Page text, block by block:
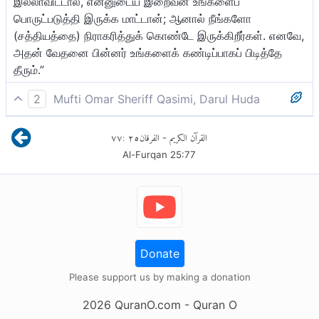
பொருட்படுத்தி இருக்க மாட்டான்; ஆனால் நீங்களோ
(சத்தியத்தை) நிராகரித்துக் கொண்டே இருக்கிறீர்கள். எனவே,
அதன் வேதனை பின்னர் உங்களைக் கண்டிப்பாகப் பிடித்தே
தீரும்.”
2
Mufti Omar Sheriff Qasimi, Darul Huda
(நபியே!) கூறுவீராக! உங்கள் (துன்பத்தில் அவனை மட்டும்
அழைத்து உங்கள்) பிரார்த்தனை இல்லாதிருந்தால் என்
இறைவன் உங்களை ஒரு பொருட்டாகவே கருதமாட்டான்.
திட்டமாக நீங்கள் (தூதரையும் வேதத்தையும்) பொய்ப்பித்தீர்கள்.
இது (-பொய்ப்பித்தல்) உங்களை கண்டிப்பாக
தொடரக்கூடியதாக இருக்கும். (இதன் தண்டனையை
القرآن الكريم - الفرقان٢٥:٧٧
Al-Furqan 25:77
Donate
Please support us by making a donation
2026 QuranO.com - Quran O